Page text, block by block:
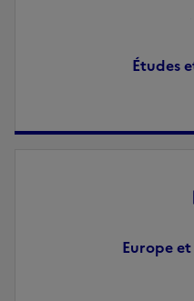
Études
Europe